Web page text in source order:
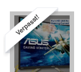
Verpasst!